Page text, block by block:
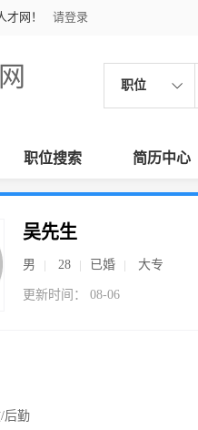
网！ 请登录
职位
职位搜索 简历中心
吴先生
男 28 已婚 大专
更新时间： 08-06
后勤